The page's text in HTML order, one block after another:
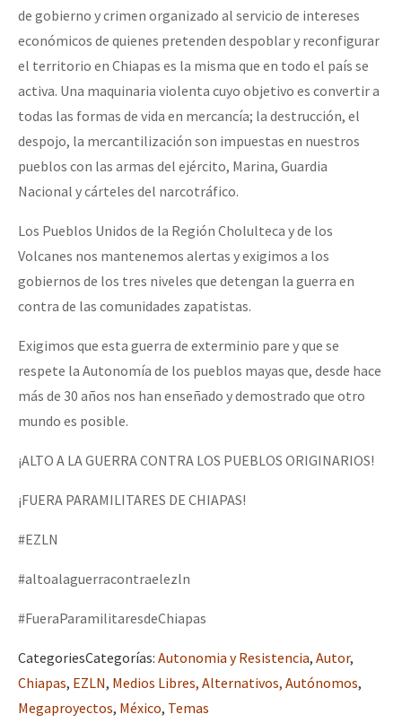
Otras secciones
Semillero Guerra contra la Humanidad. (Las poblaciones y
la naturaleza bajo asedio)
Libros para descargar
Medios Libres
COVID-19
de gobierno y crimen organizado al servicio de intereses
económicos de quienes pretenden despoblar y reconfigurar
el territorio en Chiapas es la misma que en todo el país se
activa. Una maquinaria violenta cuyo objetivo es convertir a
todas las formas de vida en mercancía; la destrucción, el
despojo, la mercantilización son impuestas en nuestros
pueblos con las armas del ejército, Marina, Guardia
Nacional y cárteles del narcotráfico.
Los Pueblos Unidos de la Región Cholulteca y de los
Volcanes nos mantenemos alertas y exigimos a los
gobiernos de los tres niveles que detengan la guerra en
contra de las comunidades zapatistas.
Exigimos que esta guerra de exterminio pare y que se
respete la Autonomía de los pueblos mayas que, desde hace
más de 30 años nos han enseñado y demostrado que otro
mundo es posible.
¡ALTO A LA GUERRA CONTRA LOS PUEBLOS ORIGINARIOS!
¡FUERA PARAMILITARES DE CHIAPAS!
#EZLN
#altoalaguerracontraelezln
#FueraParamilitaresdeChiapas
CategoriesCategorías: Autonomia y Resistencia, Autor,
Chiapas, EZLN, Medios Libres, Alternativos, Autónomos,
Megaproyectos, México, Temas